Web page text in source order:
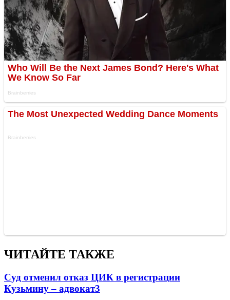
ЧИТАЙТЕ ТАКЖЕ
Суд отменил отказ ЦИК в регистрации
Кузьмину – адвокат3